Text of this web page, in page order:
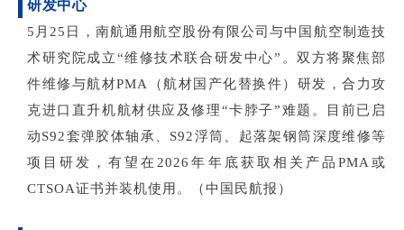
研发中心
5月25日，南航通用航空股份有限公司与中国航空制造技
术研究院成立“维修技术联合研发中心”。双方将聚焦部
件维修与航材PMA（航材国产化替换件）研发，合力攻
克进口直升机航材供应及修理“卡脖子”难题。目前已启
动S92套弹胶体轴承、S92浮筒、起落架钢筒深度维修等
项目研发，有望在2026年年底获取相关产品PMA或
CTSOA证书并装机使用。（中国民航报）